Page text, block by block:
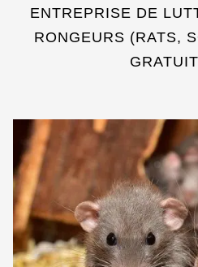
ENTREPRISE DE
RONGEURS (RATS,